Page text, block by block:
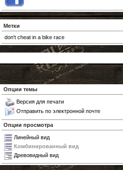
Метки
don't cheat in a bike race
Опции темы
Версия для печати
Отправить по электронной почте
Опции просмотра
Линейный вид
Комбинированный вид
Древовидный вид